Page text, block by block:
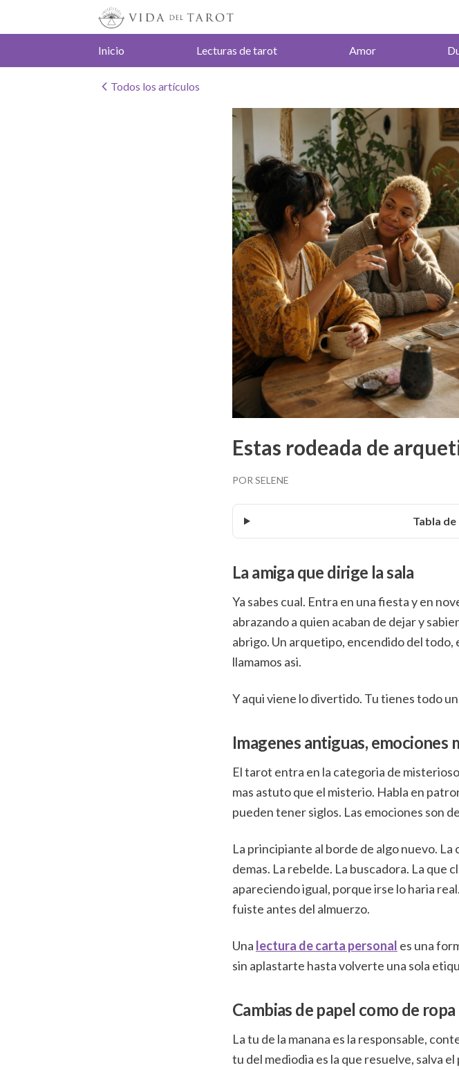
Inicio Lecturas de tarot Amor
Todos los artículos
Estas rodeada de
POR SELENE
Tabla
La amiga que dirige la sala
Ya sabes cual. Entra en una fiesta y en
abrazando a quien acaban de dejar y
abrigo. Un arquetipo, encendido del todo,
llamamos asi.
Y aqui viene lo divertido. Tu tienes todo
Imagenes antiguas, emociones
El tarot entra en la categoria de
mas astuto que el misterio. Habla en
pueden tener siglos. Las emociones son
La principiante al borde de algo nuevo.
demas. La rebelde. La buscadora. La que
apareciendo igual, porque irse lo haria
fuiste antes del almuerzo.
Una lectura de carta personal es una
sin aplastarte hasta volverte una sola
Cambias de papel como de ropa
La tu de la manana es la responsable,
tu del mediodia es la que resuelve, salva